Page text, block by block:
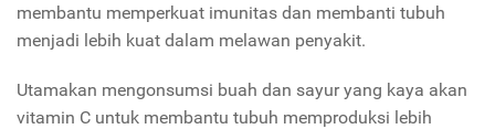
membantu memperkuat imunitas dan membanti tubuh
menjadi lebih kuat dalam melawan penyakit.
Utamakan mengonsumsi buah dan sayur yang kaya akan
vitamin C untuk membantu tubuh memproduksi lebih